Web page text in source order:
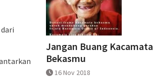
Jangan Buang Kacamata
Bekasmu
16 Nov 2018